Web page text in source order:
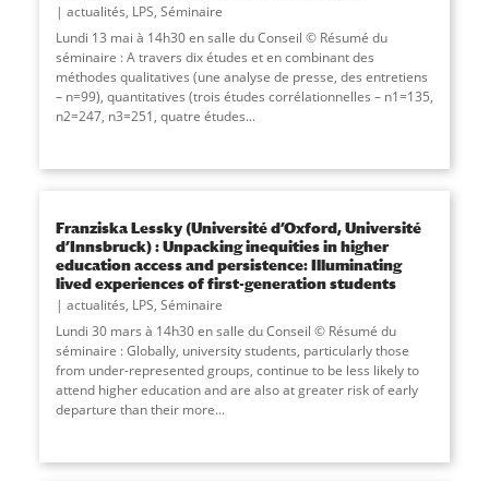
actualités, LPS, Séminaire
Lundi 13 mai à 14h30 en salle du Conseil © Résumé du
séminaire : A travers dix études et en combinant des
méthodes qualitatives (une analyse de presse, des entretiens
– n=99), quantitatives (trois études corrélationnelles – n1=135,
n2=247, n3=251, quatre études...
Franziska Lessky (Université d’Oxford, Université
d’Innsbruck) : Unpacking inequities in higher
education access and persistence: Illuminating
lived experiences of first-generation students
actualités, LPS, Séminaire
Lundi 30 mars à 14h30 en salle du Conseil © Résumé du
séminaire : Globally, university students, particularly those
from under-represented groups, continue to be less likely to
attend higher education and are also at greater risk of early
departure than their more...